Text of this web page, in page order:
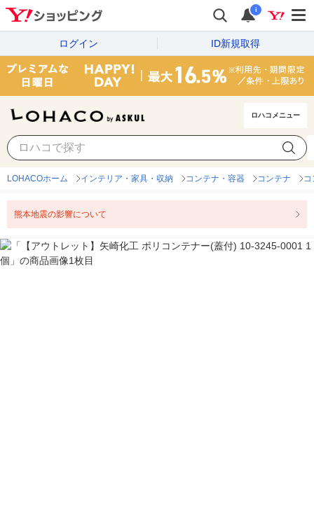
i
ログイン ID新規取得
ロハコメニュー
LOHACOホーム インテリア・家具・収納 コンテナ・容器 コンテナ コ
熊本地震の影響について